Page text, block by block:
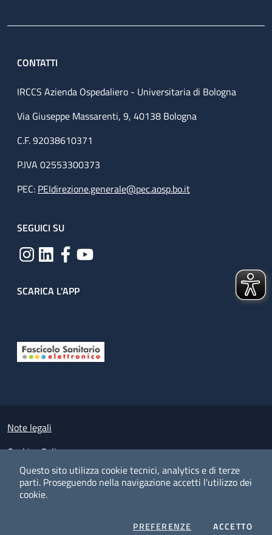
Questo sito utilizza cookie tecnici, analytics e di terze
parti. Proseguendo nella navigazione accetti l'utilizzo dei
cookie.
PREFERENZE COOKIESACCETTOI
CONTATTI
IRCCS Azienda Ospedaliero - Universitaria di Bologna
Via Giuseppe Massarenti, 9, 40138 Bologna
C.F. 92038610371
P.IVA 02553300373
PEC: PEIdirezione.generale@pec.aosp.bo.it
SEGUICI SU
SCARICA L'APP
Small prints
Note legali
Cookies Policy
Policy privacy e protezione del dato personale
Albo pretorio on-line